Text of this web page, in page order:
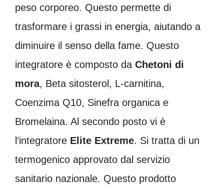
peso corporeo. Questo permette di
trasformare i grassi in energia, aiutando a
diminuire il senso della fame. Questo
integratore è composto da Chetoni di
mora, Beta sitosterol, L-carnitina,
Coenzima Q10, Sinefra organica e
Bromelaina. Al secondo posto vi è
l’integratore Elite Extreme. Si tratta di un
termogenico approvato dal servizio
sanitario nazionale. Questo prodotto